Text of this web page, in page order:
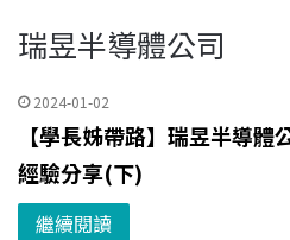
瑞昱半導體公司
2024-01-02
【學長姊帶路】瑞昱半導
經驗分享(下)
繼續閱讀